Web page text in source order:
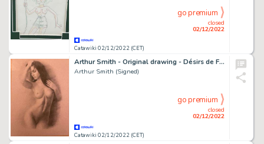
Catawiki 02/12/2022 (CET)
closed
02/12/2022
go premium
Arthur Smith - Original drawing - Désirs de Femmes - ‘Paris’ - Size: 21 x 29 cm.
Arthur Smith (Signed)
Catawiki 02/12/2022 (CET)
closed
02/12/2022
go premium